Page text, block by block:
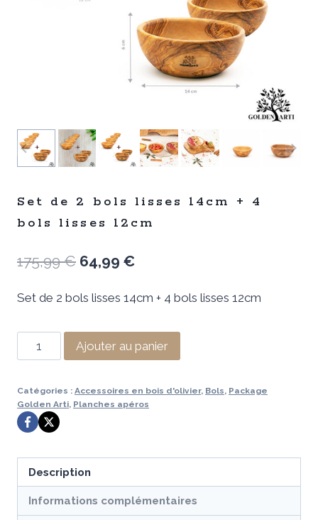
Set de 2 bols lisses 14cm + 4
bols lisses 12cm
175,99€ Le
était :
175,99 €.
64,99 €Le
actuel
est :
64,99 €.
Set de 2 bols lisses 14cm + 4 bols lisses 12cm
quantité
de
de
2
bols
lisses
14cm
4
Ajouter au panier
Catégories : Accessoires en bois d'olivier, Bols, Package
Golden Arti, Planches apéros
Description
Informations complémentaires